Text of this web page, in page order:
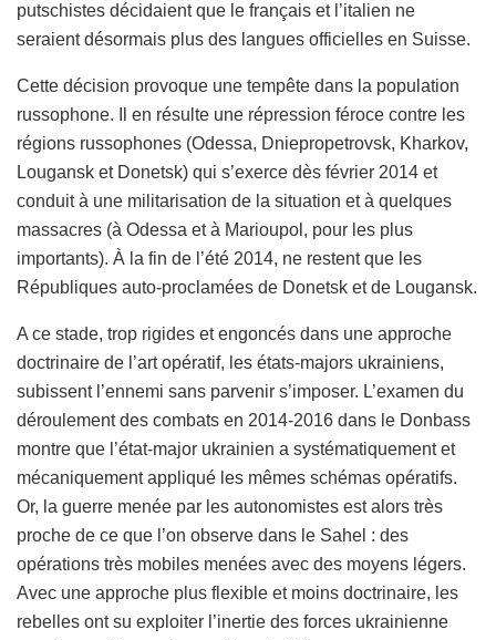
putschistes décidaient que le français et l’italien ne
seraient désormais plus des langues officielles en Suisse.
Cette décision provoque une tempête dans la population
russophone. Il en résulte une répression féroce contre les
régions russophones (Odessa, Dniepropetrovsk, Kharkov,
Lougansk et Donetsk) qui s’exerce dès février 2014 et
conduit à une militarisation de la situation et à quelques
massacres (à Odessa et à Marioupol, pour les plus
importants). À la fin de l’été 2014, ne restent que les
Républiques auto-proclamées de Donetsk et de Lougansk.
A ce stade, trop rigides et engoncés dans une approche
doctrinaire de l’art opératif, les états-majors ukrainiens,
subissent l’ennemi sans parvenir s’imposer. L’examen du
déroulement des combats en 2014-2016 dans le Donbass
montre que l’état-major ukrainien a systématiquement et
mécaniquement appliqué les mêmes schémas opératifs.
Or, la guerre menée par les autonomistes est alors très
proche de ce que l’on observe dans le Sahel : des
opérations très mobiles menées avec des moyens légers.
Avec une approche plus flexible et moins doctrinaire, les
rebelles ont su exploiter l’inertie des forces ukrainienne